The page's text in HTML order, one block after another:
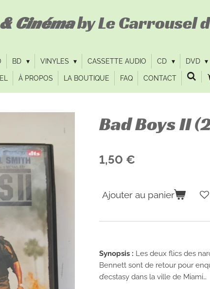
Cinémaby Le Carrousel
BD VINYLES CASSETTE AUDIO CD DVD
À PROPOS LA BOUTIQUE FAQ CONTACT
Bad Boys II
1,50 €
Ajouter au panier
Synopsis : Les deux flics des
Bennett sont de retour pour
d’ecstasy dans la ville de Miami…